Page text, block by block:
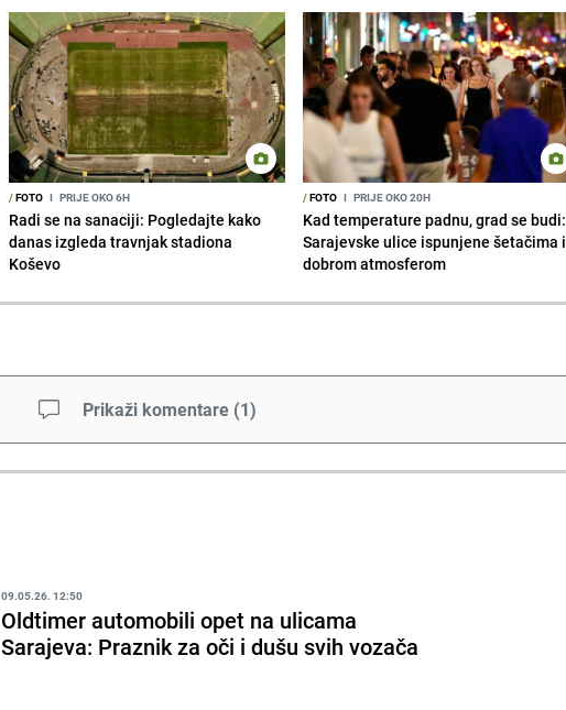
/FOTO I PRIJE OKO 6H
Radi se na sanaciji: Pogledajte kako
danas izgleda travnjak stadiona
Koševo
/FOTO I PRIJE OKO 20H
Kad temperature padnu, grad se budi:
Sarajevske ulice ispunjene šetačima i
dobrom atmosferom
Prikaži komentare (1)
09.05.26. 12:50
Oldtimer automobili opet na ulicama
Sarajeva: Praznik za oči i dušu svih vozača